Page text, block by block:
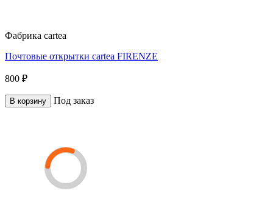
Фабрика cartea
Почтовые открытки cartea FIRENZE
800 ₽
В корзину Под заказ